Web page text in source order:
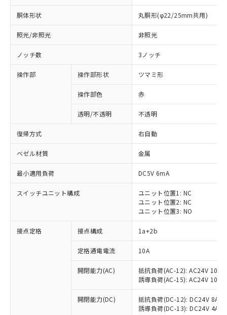
胴体形状 丸胴形(φ22/25mm共用)
照光/非照光 非照光
ノッチ数 3ノッチ
操作部 操作部形状 ツマミ形
操作部色 赤
透明/不透明 不透明
復帰方式 右自動
ベゼル材質 金属
最小適用負荷 DC5V 6mA
スイッチユニット構成
ユニット位置1: NC
ユニット位置2: NC
ユニット位置3: NO
接点定格 接点構成 1a+2b
定格通電電流 10A
開閉能力(AC)
抵抗負荷(AC-12): AC24V 10A/
誘導負荷(AC-15): AC24V
開閉能力(DC)
抵抗負荷(DC-12): DC24V 8A/
誘導負荷(DC-13): DC24V 4A/
ご利用条件
対応済み：EU RoHS指令（10物質）の
非含有に対応した製品が提供可能な商品で
有に対応した製品に切り替える予定のある